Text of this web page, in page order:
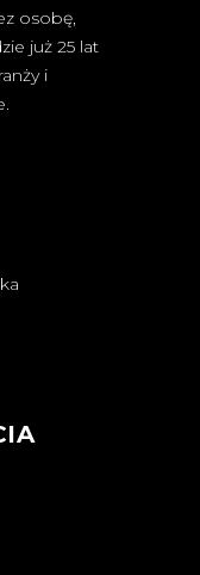
osobę,
już 25 lat
i